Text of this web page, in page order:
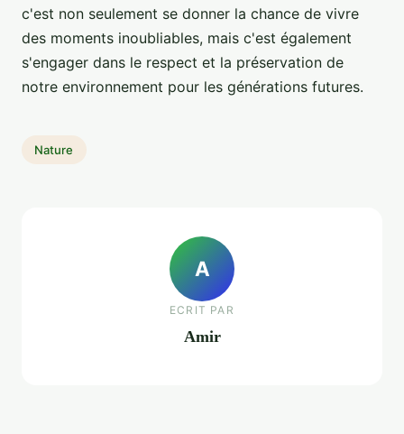
c'est non seulement se donner la chance de vivre
des moments inoubliables, mais c'est également
s'engager dans le respect et la préservation de
notre environnement pour les générations futures.
Nature
A
ECRIT PAR
Amir